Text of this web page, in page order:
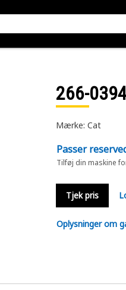
266-
Mærke: Cat
Passer
Tilføj din maskine
Tjek pris
Oplysninger om